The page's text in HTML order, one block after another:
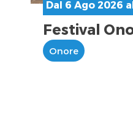
Dal 6 Ago 2026
Festival
Onore